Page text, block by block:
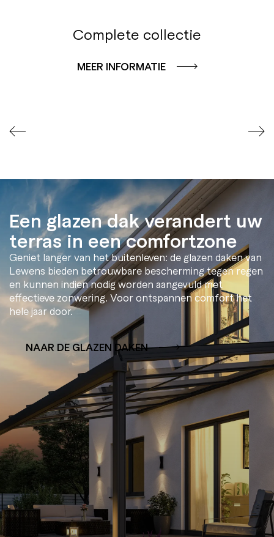
Complete collectie
MEER INFORMATIE
Een glazen dak verandert uw
terras in een comfortzone
Geniet langer van het buitenleven: de glazen daken van
Lewens bieden betrouwbare bescherming tegen regen
en kunnen indien nodig worden aangevuld met
effectieve zonwering. Voor ontspannen comfort het
hele jaar door.
NAAR DE GLAZEN DAKEN